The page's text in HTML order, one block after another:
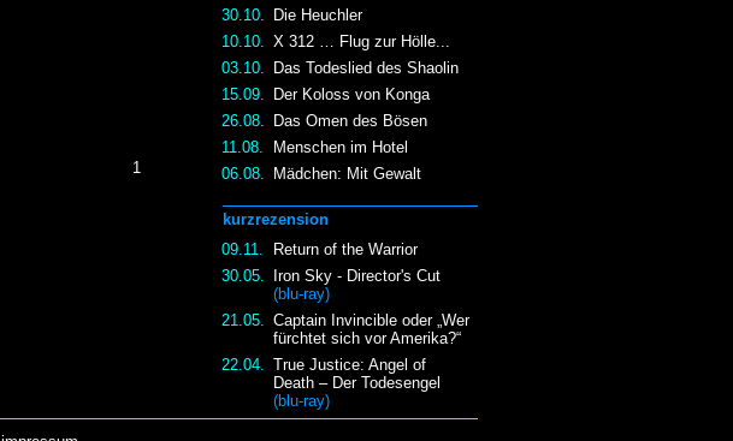
30.10.
Die Heuchler
10.10.
X 312 … Flug zur Hölle...
03.10.
Das Todeslied des Shaolin
15.09.
Der Koloss von Konga
26.08.
Das Omen des Bösen
11.08.
Menschen im Hotel
06.08.
Mädchen: Mit Gewalt
kurzrezension
09.11.
Return of the Warrior
30.05.
Iron Sky - Director's Cut
(blu-ray)
21.05.
Captain Invincible oder „Wer
fürchtet sich vor Amerika?“
22.04.
True Justice: Angel of
Death – Der Todesengel
(blu-ray)
1